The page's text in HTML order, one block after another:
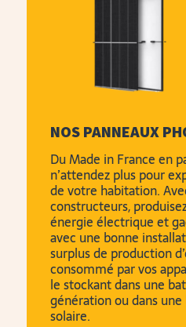
NOS PANNEAUX
Du Made in France en
n’attendez plus pour
de votre habitation.
constructeurs,
énergie électrique et
avec une bonne
surplus de production
consommé par vos
le stockant dans une
génération ou dans
solaire.